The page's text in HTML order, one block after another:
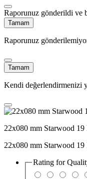
Raporunuz gönderildi ve
Tamam
Raporunuz
Tamam
Kendi değerlendirmenizi
22x080 mm Starwood
22x080 mm Starwood
Rating for